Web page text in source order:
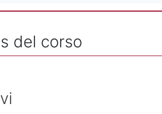
del corso